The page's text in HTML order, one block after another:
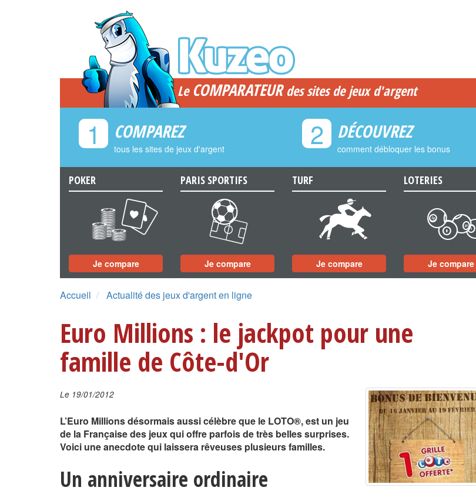
Le COMPARATEURdes sites de jeux d'argent
1 COMPAREZ
tous les sites de jeux d'argent 2 DÉCOUVREZ
comment débloquer les bonus
POKER
a
Je compare
PARIS SPORTIFS
b
Je compare
TURF
d
Je compare
LOTERIES
c
Je compare
Accueil Actualité des jeux d'argent en ligne
Euro Millions : le jackpot pour une
famille de Côte-d'Or
Le 19/01/2012
L’Euro Millions désormais aussi célèbre que le LOTO®, est un jeu
de la Française des jeux qui offre parfois de très belles surprises.
Voici une anecdote qui laissera rêveuses plusieurs familles.
Un anniversaire ordinaire